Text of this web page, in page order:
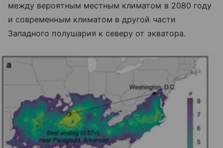
между вероятным местным климатом в 2080 году
и современным климатом в другой части
Западного полушария к северу от экватора.